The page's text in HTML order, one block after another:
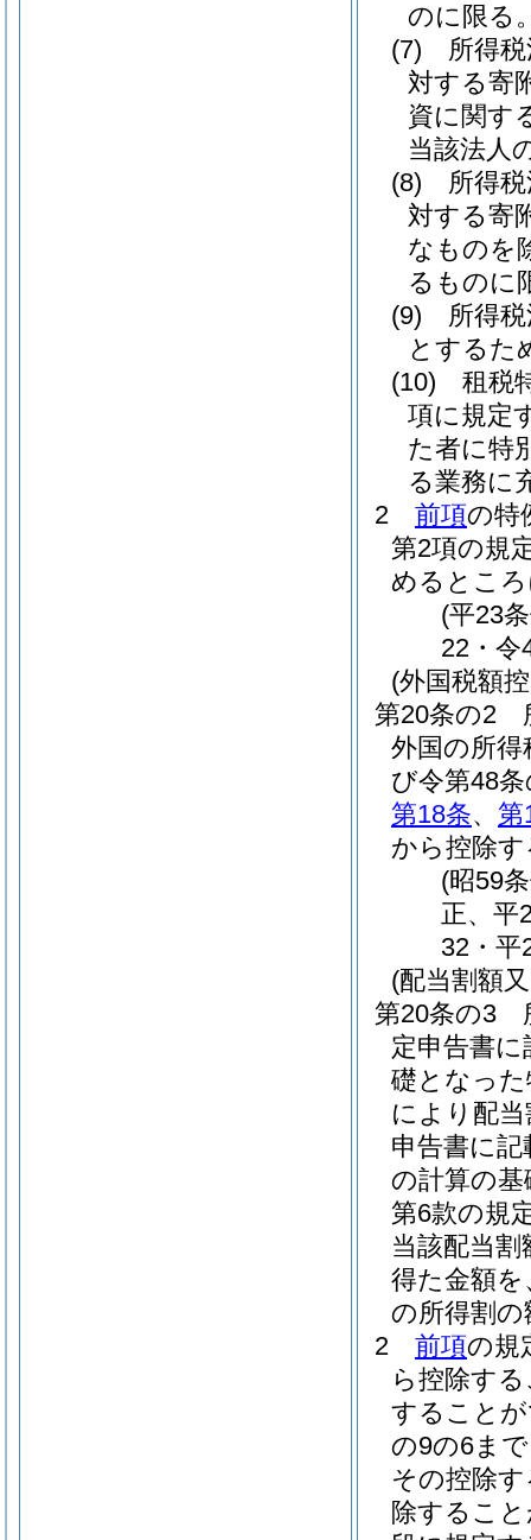
のに限る
(7)
所得
対する寄
資に関す
当該法人
(8)
所得
対する寄
なものを
るものに
(9)
所得
とするた
(10)
租税
項に規定
た者に特
る業務に
2
前項の特
第2項の規
めるとこ
(平23
22・令
(外国税額
第20条の2
外国の所
び令第48
第18条、 第
から控除
(昭59
正、平
32・平
(配当割額
第20条の3
定申告書
礎となっ
により配
申告書に
の計算の
第6款の規
当該配当
得た金額を
の所得割
2
前項の規
ら控除す
すること
の9の6ま
その控除
除するこ